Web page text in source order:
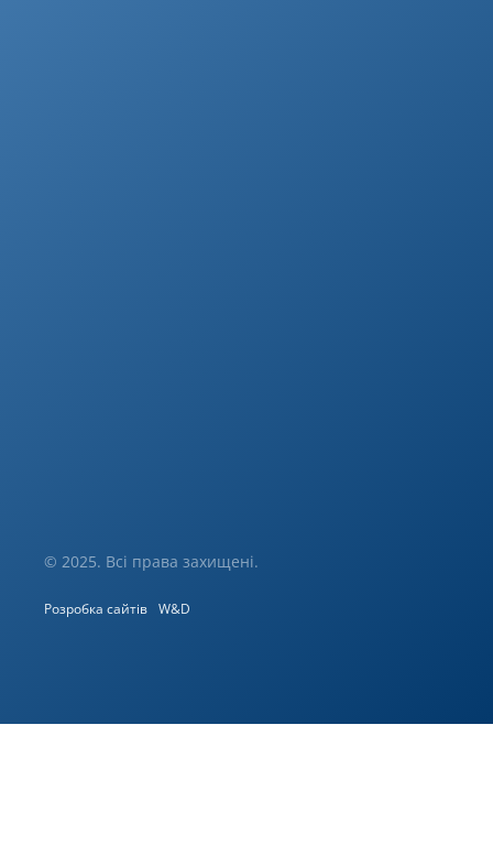
© 2025. Всі права захищені.
Розробка сайтів W&D